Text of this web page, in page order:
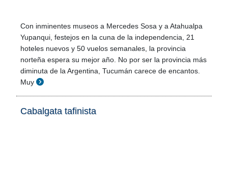
Con inminentes museos a Mercedes Sosa y a Atahualpa
Yupanqui, festejos en la cuna de la independencia, 21
hoteles nuevos y 50 vuelos semanales, la provincia
norteña espera su mejor año. No por ser la provincia más
diminuta de la Argentina, Tucumán carece de encantos.
Muy
Cabalgata tafinista